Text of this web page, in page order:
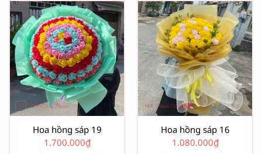
Hoa hồng sáp 19
1.700.000₫
Hoa hồng sáp 16
1.080.000₫